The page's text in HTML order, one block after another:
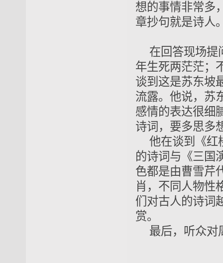
想的事情非常多
章抄句就是诗人
在回答现场提
年生死两茫茫；
谈到这是苏东坡
流露。他说，苏
感情的表达很细
诗词，要多思多
他在谈到《红
的诗词与《三国
色都是由曹雪芹
肖，不同人物性
们对古人的诗词
赏。
最后，听众对